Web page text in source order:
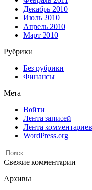
Декабрь 2010
Июль 2010
Апрель 2010
Март 2010
Рубрики
Без рубрики
Финансы
Мета
Войти
Лента записей
Лента комментариев
WordPress.org
Search
for:
Свежие комментарии
Архивы